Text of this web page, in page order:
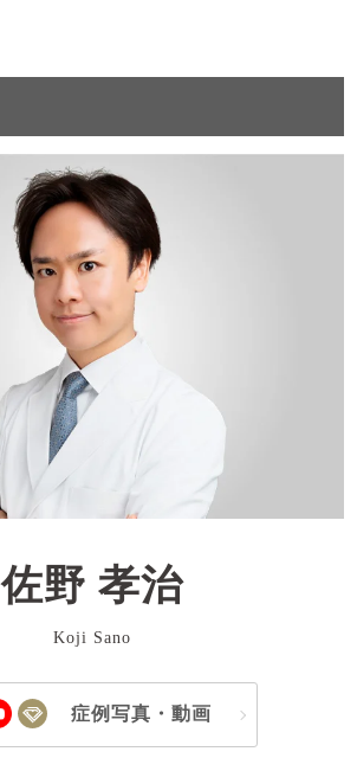
佐野 孝治
Koji Sano
症例写真・動画